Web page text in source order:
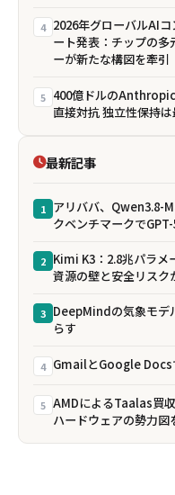
4 2026年グローバルAI
ート発表：チップの多
ーが新たな構図を牽引
5 400億ドルの
直接対抗 独立性保持
最新記事
1 アリババ、Qwen3.8-
クベンチマークで
2 Kimi K3：2.8兆パラ
資源の壁と安全リスク
3 DeepMindの気象モデ
らす
4 GmailとGoogle Docs
5 AMDによるTaalas買
ハードウェアの勢力